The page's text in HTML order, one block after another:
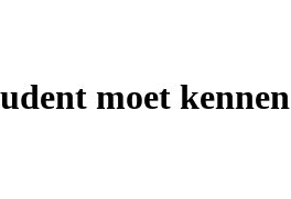
moet kennen